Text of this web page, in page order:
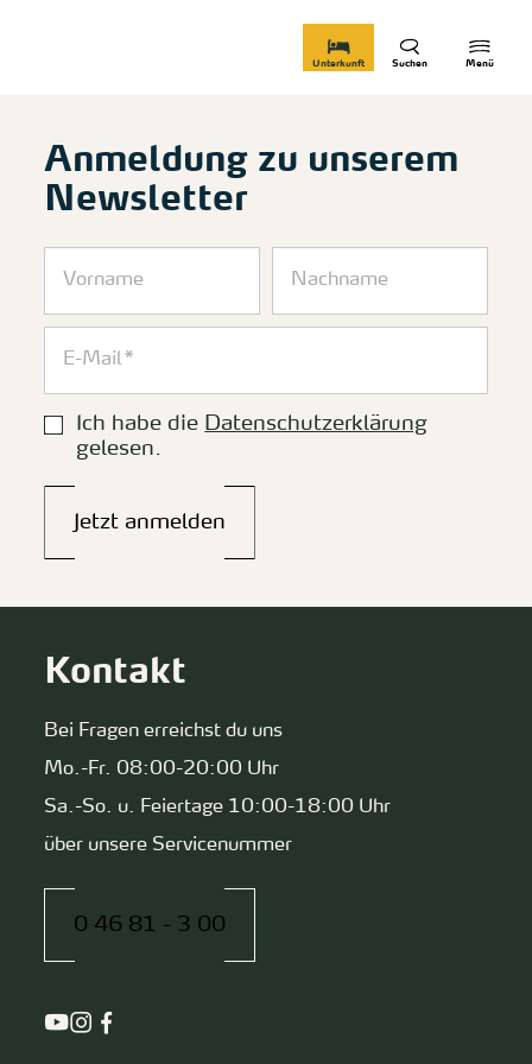
Menü
Suchen
Unterkunft
Anmeldung zu unserem
Newsletter
Ich habe die Datenschutzerklärung
gelesen.
Jetzt anmelden
Kontakt
Bei Fragen erreichst du uns
Mo.-Fr. 08:00-20:00 Uhr
Sa.-So. u. Feiertage 10:00-18:00 Uhr
über unsere Servicenummer
0 46 81 - 3 00